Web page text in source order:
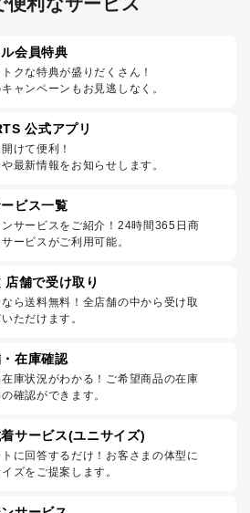
会員特典
クな特典が盛りだくさん！
ャンペーンもお見逃しなく。
公式アプリ
けて便利！
最新情報をお知らせします。
ビス一覧
サービスをご紹介！24時間365日商
ービスがご利用可能。
舗で受け取り
ら送料無料！全店舗の中から受け取
ただけます。
在庫確認
庫状況がわかる！ご希望商品の在庫
確認ができます。
サービス(ユニサイズ)
に回答するだけ！お客さまの体型に
ズをご提案します。